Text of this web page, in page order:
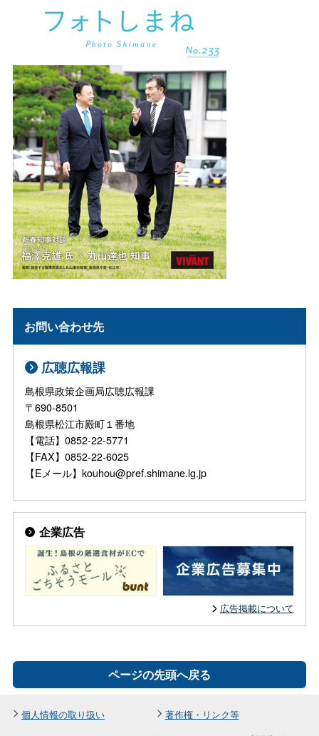
お問い合わせ先
広聴広報課
島根県政策企画局広聴広報課
〒690-8501
島根県松江市殿町１番地
【電話】0852-22-5771
【FAX】0852-22-6025
【Eメール】kouhou@pref.shimane.lg.jp
企業広告
広告掲載について
ページの先頭へ戻る
個人情報の取り扱い
著作権・リンク等